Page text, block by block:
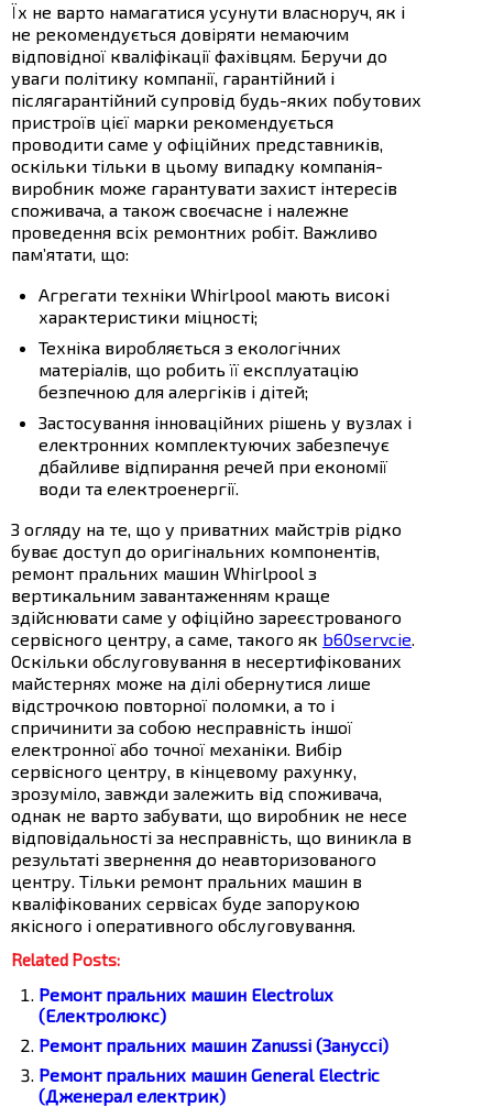
Їх не варто намагатися усунути власноруч, як і
не рекомендується довіряти немаючим
відповідної кваліфікації фахівцям. Беручи до
уваги політику компанії, гарантійний і
післягарантійний супровід будь-яких побутових
пристроїв цієї марки рекомендується
проводити саме у офіційних представників,
оскільки тільки в цьому випадку компанія-
виробник може гарантувати захист інтересів
споживача, а також своєчасне і належне
проведення всіх ремонтних робіт. Важливо
пам’ятати, що:
Агрегати техніки Whirlpool мають високі
характеристики міцності;
Техніка виробляється з екологічних
матеріалів, що робить її експлуатацію
безпечною для алергіків і дітей;
Застосування інноваційних рішень у вузлах і
електронних комплектуючих забезпечує
дбайливе відпирання речей при економії
води та електроенергії.
З огляду на те, що у приватних майстрів рідко
буває доступ до оригінальних компонентів,
ремонт пральних машин Whirlpool з
вертикальним завантаженням краще
здійснювати саме у офіційно зареєстрованого
сервісного центру, а саме, такого як b60servcie.
Оскільки обслуговування в несертифікованих
майстернях може на ділі обернутися лише
відстрочкою повторної поломки, а то і
спричинити за собою несправність іншої
електронної або точної механіки. Вибір
сервісного центру, в кінцевому рахунку,
зрозуміло, завжди залежить від споживача,
однак не варто забувати, що виробник не несе
відповідальності за несправність, що виникла в
результаті звернення до неавторизованого
центру. Тільки ремонт пральних машин в
кваліфікованих сервісах буде запорукою
якісного і оперативного обслуговування.
Related Posts:
Ремонт пральних машин Electrolux
(Електролюкс)
Ремонт пральних машин Zanussi (Зануссі)
Ремонт пральних машин General Electric
(Дженерал електрик)